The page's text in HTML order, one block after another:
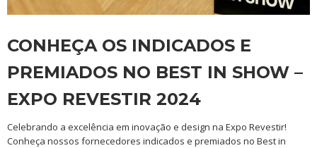
CONHEÇA OS INDICADOS E
PREMIADOS NO BEST IN SHOW –
EXPO REVESTIR 2024
Celebrando a excelência em inovação e design na Expo Revestir!
Conheça nossos fornecedores indicados e premiados no Best in